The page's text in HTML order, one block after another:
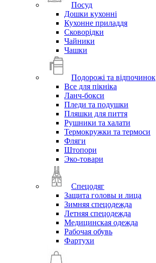
Посуд
Дошки кухонні
Кухонне приладдя
Сковорідки
Чайники
Чашки
Подорожі та відпочинок
Все для пікніка
Ланч-бокси
Пледи та подушки
Пляшки для пиття
Рушники та халати
Термокружки та термоси
Фляги
Штопори
Эко-товари
Спецодяг
Защита головы и лица
Зимняя спецодежда
Летняя спецодежда
Медицинская одежда
Рабочая обувь
Фартухи